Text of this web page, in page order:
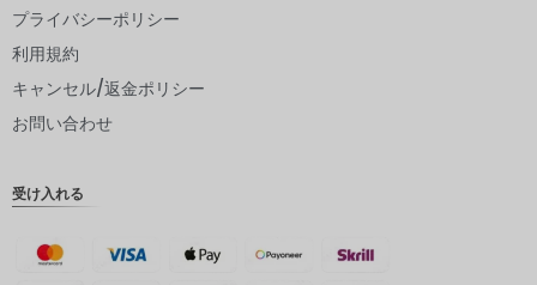
ピー
ククロー
プライバシーポリシー
利用規約
キャンセル/返金ポリシー
お問い合わせ
受け入れる